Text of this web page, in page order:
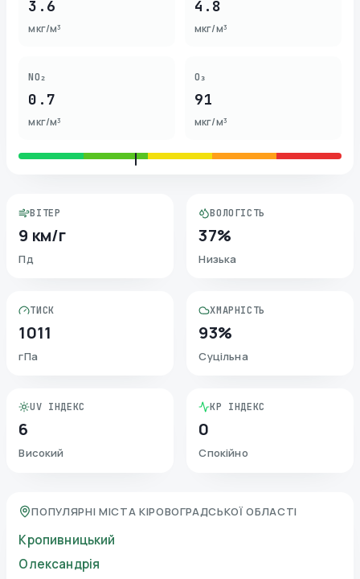
3.6
мкг/м³
4.8
мкг/м³
NO₂
0.7
мкг/м³
O₃
91
мкг/м³
ВІТЕР
9 км/г
Пд
ВОЛОГІСТЬ
37%
Низька
ТИСК
1011
гПа
ХМАРНІСТЬ
93%
Суцільна
UV ІНДЕКС
6
Високий
KP ІНДЕКС
0
Спокійно
ПОПУЛЯРНІ МІСТА КІРОВОГРАДСЬКОЇ ОБЛАСТІ
Кропивницький
Олександрія